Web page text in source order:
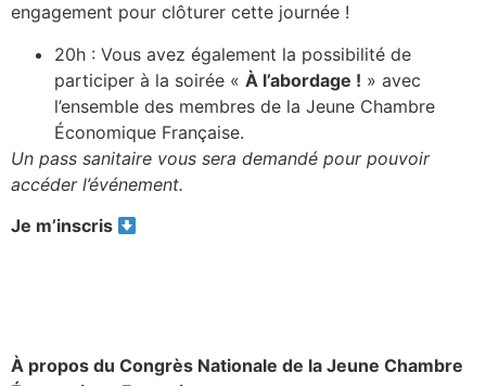
engagement pour clôturer cette journée !
20h : Vous avez également la possibilité de
participer à la soirée « À l’abordage ! » avec
l’ensemble des membres de la Jeune Chambre
Économique Française.
Un pass sanitaire vous sera demandé pour pouvoir
accéder l’événement.
Je m’inscris
À propos du Congrès Nationale de la Jeune Chambre